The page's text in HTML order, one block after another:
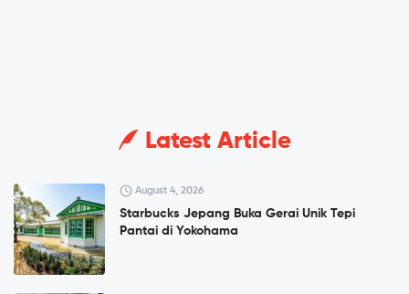
Latest Article
August 4, 2026
Starbucks Jepang Buka Gerai Unik Tepi
Pantai di Yokohama